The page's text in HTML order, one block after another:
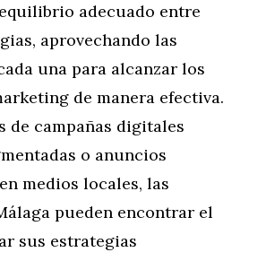
adecuado entre
aprovechando las
una para alcanzar los
de manera efectiva.
de campañas digitales
o anuncios
medios locales, las
pueden encontrar el
sus estrategias